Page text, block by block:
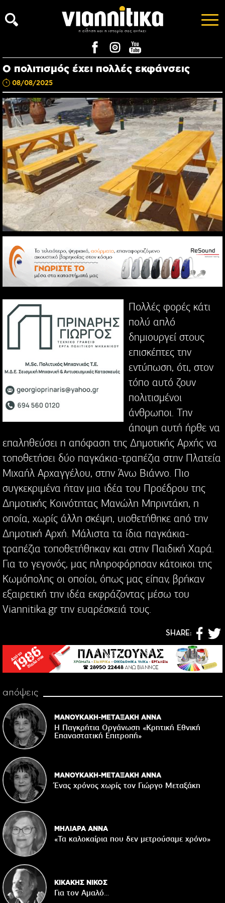
Ο πολιτισμός έχει πολλές εκφάνσεις
08/08/2025
Πολλές φορές κάτι
πολύ απλό
δημιουργεί στους
επισκέπτες την
εντύπωση, ότι, στον
τόπο αυτό ζουν
πολιτισμένοι
άνθρωποι. Την
άποψη αυτή ήρθε να
επαληθεύσει η απόφαση της Δημοτικής Αρχής να
τοποθετήσει δύο παγκάκια-τραπέζια στην Πλατεία
Μιχαήλ Αρχαγγέλου, στην Άνω Βιάννο. Πιο
συγκεκριμένα ήταν μια ιδέα του Προέδρου της
Δημοτικής Κοινότητας Μανώλη Μπριντάκη, η
οποία, χωρίς άλλη σκέψη, υιοθετήθηκε από την
Δημοτική Αρχή. Μάλιστα τα ίδια παγκάκια-
τραπέζια τοποθετήθηκαν και στην Παιδική Χαρά.
Για το γεγονός, μας πληροφόρησαν κάτοικοι της
Κωμόπολης οι οποίοι, όπως μας είπαν, βρήκαν
εξαιρετική την ιδέα εκφράζοντας μέσω του
Viannitika.gr την ευαρέσκειά τους.
SHARE:
απόψεις
ΜΑΝΟΥΚΑΚΗ-ΜΕΤΑΞΑΚΗ ΑΝΝΑ
Η Παγκρήτια Οργάνωση «Κρητική Εθνική
Επαναστατική Eπιτροπή»
ΜΑΝΟΥΚΑΚΗ-ΜΕΤΑΞΑΚΗ ΑΝΝΑ
Ένας χρόνος χωρίς τον Γιώργο Μεταξάκη
ΜΗΛΙΑΡΑ ΑΝΝΑ
«Τα καλοκαίρια που δεν μετρούσαμε χρόνο»
ΚΙΚΑΚΗΣ ΝΙΚΟΣ
Για τον Αμαλό…